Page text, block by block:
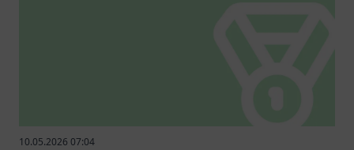
10.05.2026 07:04